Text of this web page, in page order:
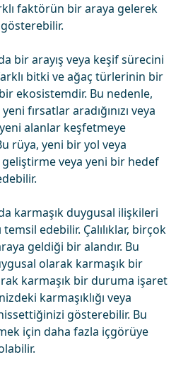
faktörün bir araya gelerek
gösterebilir.
bir arayış veya keşif sürecini
bitki ve ağaç türlerinin bir
ekosistemdir. Bu nedenle,
fırsatlar aradığınızı veya
alanlar keşfetmeye
rüya, yeni bir yol veya
veya yeni bir hedef
karmaşık duygusal ilişkileri
edebilir. Çalılıklar, birçok
geldiği bir alandır. Bu
olarak karmaşık bir
karmaşık bir duruma işaret
karmaşıklığı veya
gösterebilir. Bu
için daha fazla içgörüye